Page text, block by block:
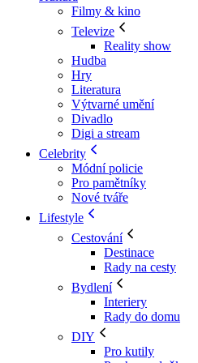
Filmy & kino
Televize
Reality show
Hudba
Hry
Literatura
Výtvarné umění
Divadlo
Digi a stream
Celebrity
Módní policie
Pro pamětníky
Nové tváře
Lifestyle
Cestování
Destinace
Rady na cesty
Bydlení
Interiery
Rady do domu
DIY
Pro kutily